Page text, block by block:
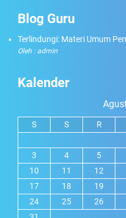
Blog Guru
Terlindungi: Materi Umum
Oleh : admin
Kalender
S S R
3
4 5
10
11 12
17
18 19
24
25 26